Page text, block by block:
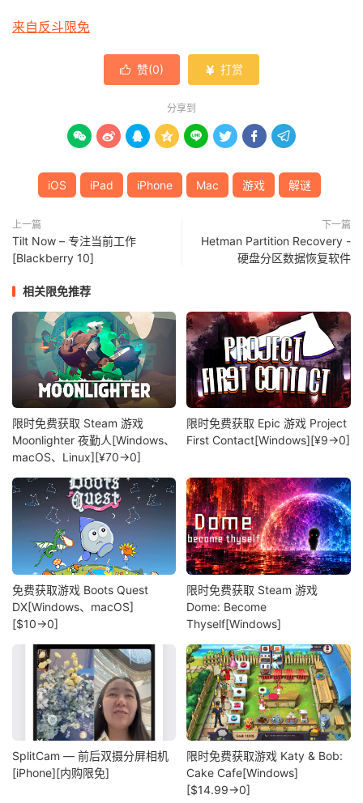
来自反斗限免
 赞(0)  打赏
分享到
       
iOS iPad iPhone Mac 游戏 解谜
上一篇
Tilt Now – 专注当前工作
[Blackberry 10]
下一篇
Hetman Partition Recovery -
硬盘分区数据恢复软件
相关限免推荐
限时免费获取 Steam 游戏
Moonlighter 夜勤人[Windows、
macOS、Linux][¥70→0]
限时免费获取 Epic 游戏 Project
First Contact[Windows][¥9→0]
免费获取游戏 Boots Quest
DX[Windows、macOS]
[$10→0]
限时免费获取 Steam 游戏
Dome: Become
Thyself[Windows]
SplitCam — 前后双摄分屏相机
[iPhone][内购限免]
限时免费获取游戏 Katy & Bob:
Cake Cafe[Windows]
[$14.99→0]